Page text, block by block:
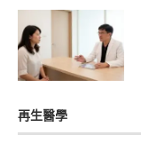
再生醫學